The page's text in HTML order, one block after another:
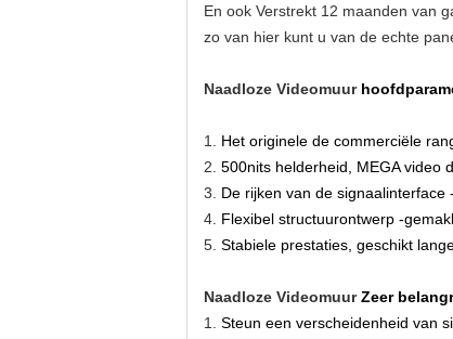
En ook Verstrekt 12 maanden van
zo van hier kunt u van de echte
Naadloze Videomuur
1. Het originele de commerciële
2. 500nits helderheid, MEGAvideo
3. De rijken van de signaalinterface
4. Flexibel structuurontwerp -
5. Stabiele prestaties, geschikt
Naadloze VideomuurZeer
1. Steun een verscheidenheid van